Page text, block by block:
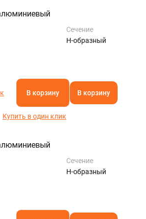
Сечение
Н-образный
В корзину В корзину
Купить в один клик
Сечение
Н-образный